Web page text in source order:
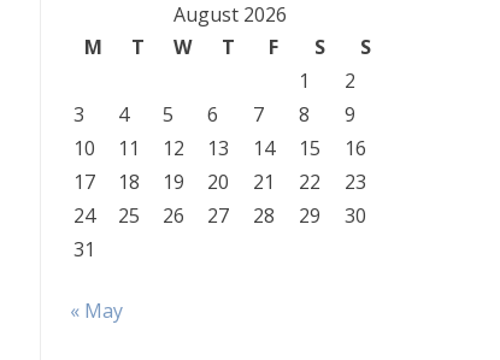
August 2026
M
T W T F S
S
1
2
3
4 5 6 7 8
9
10
11 12 13 14 15
16
17
18 19 20 21 22
23
24
25 26 27 28 29
30
31
« May